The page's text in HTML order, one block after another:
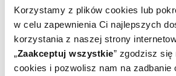
Korzystamy z plików cookies lub
w celu zapewnienia Ci najlepszych
korzystania z naszej strony
„Zaakceptuj wszystkie” zgodzisz
cookies i pozwolisz nam na zadbanie